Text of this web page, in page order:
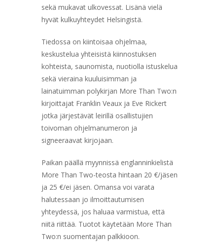
sekä mukavat ulkovessat. Lisänä vielä
hyvät kulkuyhteydet Helsingistä.
Tiedossa on kiintoisaa ohjelmaa,
keskustelua yhteisistä kiinnostuksen
kohteista, saunomista, nuotiolla istuskelua
sekä vieraina kuuluisimman ja
lainatuimman polykirjan More Than Two:n
kirjoittajat Franklin Veaux ja Eve Rickert
jotka järjestävät leirillä osallistujien
toivoman ohjelmanumeron ja
signeeraavat kirjojaan.
Paikan päällä myynnissä englanninkielistä
More Than Two-teosta hintaan 20 €/jäsen
ja 25 €/ei jäsen. Omansa voi varata
halutessaan jo ilmoittautumisen
yhteydessä, jos haluaa varmistua, että
niitä riittää. Tuotot käytetään More Than
Two:n suomentajan palkkioon.